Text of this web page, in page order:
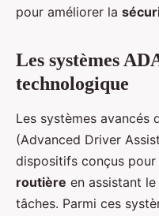
pour améliorer la
Les systèmes
technologique
Les systèmes avancés
(Advanced Driver
dispositifs conçus pour
routière en assistant le
tâches. Parmi ces